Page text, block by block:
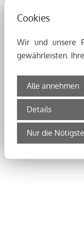
Cookies
Wir und unsere
gewährleisten.
Alle annehmen
Details
Nur die